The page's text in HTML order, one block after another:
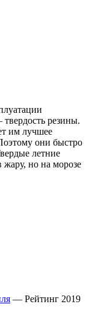
резины.
им лучшее
они быстро
летние
но на морозе
— Рейтинг 2019